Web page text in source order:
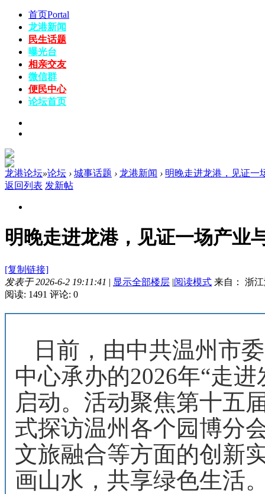
首页Portal
龙港新闻
民生话题
曝光台
相亲交友
微信群
便民中心
论坛首页
龙港论坛»论坛 › 城事话题 › 龙港新闻 › 明晚走进龙港，见证一
返回列表 发新帖
明晚走进龙港，见证一场产业
[复制链接]
发表于 2026-6-2 19:11:41 | 显示全部楼层 |阅读模式 来自： 浙
阅读: 1491 评论: 0
日前，由中共温州市
中心承办的2026年“走
启动。活动聚焦第十五
式探访温州各个园博分
文旅融合等方面的创新
画山水，共享绿色生活